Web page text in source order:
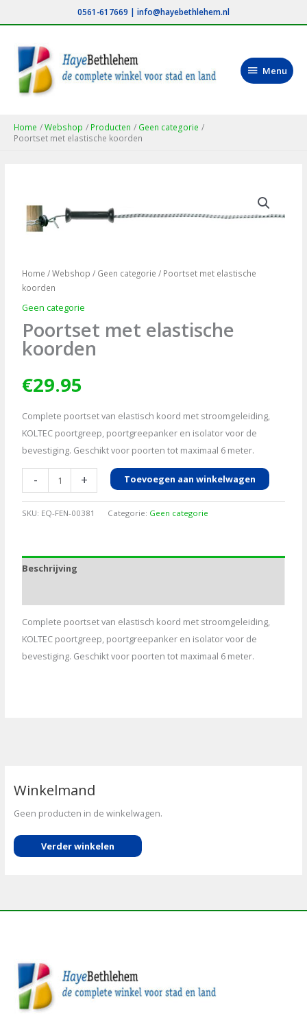
naar
inhoud
0561-617669 | info@hayebethlehem.nl
Menu
Menu
Home Webshop Producten
Geen categorie
Poortset met elastische koorden
Home /Webshop / Geen categorie / Poortset met elastische
koorden
Geen categorie
Poortset met elastische
koorden
€29.95
Complete poortset van elastisch koord met stroomgeleiding,
KOLTEC poortgreep, poortgreepanker en isolator voor de
bevestiging. Geschikt voor poorten tot maximaal 6 meter.
-
met
+ Toevoegen aan winkelwagen
SKU: EQ-FEN-00381 Categorie: Geen categorie
Beschrijving
Complete poortset van elastisch koord met stroomgeleiding,
KOLTEC poortgreep, poortgreepanker en isolator voor de
bevestiging. Geschikt voor poorten tot maximaal 6 meter.
Winkelmand
Geen producten in de winkelwagen.
Verder winkelen